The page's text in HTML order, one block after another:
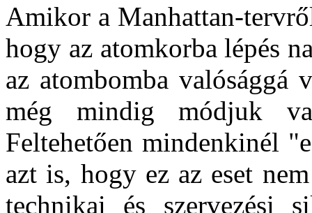
Amikor a Manhattan-
hogy az atomkorba lépés
az atombomba
még mindig módjuk
Feltehetően mindenkinél
azt is, hogy ez az eset
technikai és szervezési